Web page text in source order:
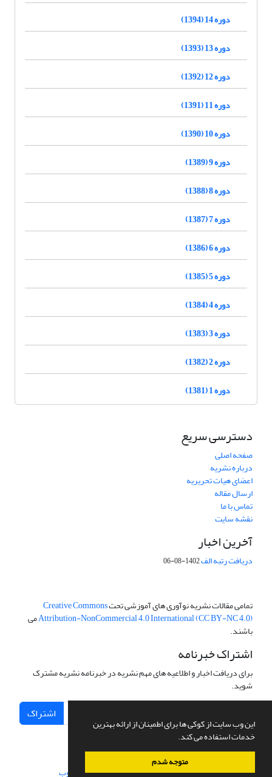
این وب سایت از کوکی ها برای اطمینان از ارائه بهترین
خدمات استفاده می کند.
متوجه شدم
دوره 14 (1394)
دوره 13 (1393)
دوره 12 (1392)
دوره 11 (1391)
دوره 10 (1390)
دوره 9 (1389)
دوره 8 (1388)
دوره 7 (1387)
دوره 6 (1386)
دوره 5 (1385)
دوره 4 (1384)
دوره 3 (1383)
دوره 2 (1382)
دوره 1 (1381)
دسترسی سریع
صفحه اصلی
درباره نشریه
اعضای هیات تحریریه
ارسال مقاله
تماس با ما
نقشه سایت
آخرین اخبار
دریافت رتبه الف1402-08-06
تمامی مقالات نشریه نوآوری های آموزشی تحتCreative Commons
Attribution-NonCommercial 4.0 International (CC BY-NC 4.0)می
باشند.
اشتراک خبرنامه
برای دریافت اخبار و اطلاعیه های مهم نشریه در خبرنامه نشریه مشترک
شوید.
اشتراک
سامانه مدیریت نشریات علمی.طراحی و پیاده سازی از سیناوب